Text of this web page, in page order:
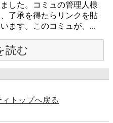
した。コミュの管理人様
了承を得たらリンクを貼
ます。このコミュが、...
読む
トップへ戻る